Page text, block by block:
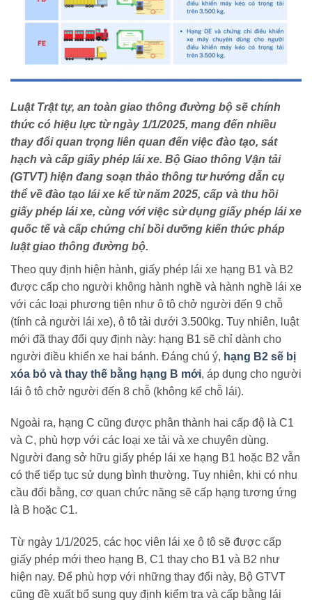
Luật Trật tự, an toàn giao thông đường bộ sẽ chính
thức có hiệu lực từ ngày 1/1/2025, mang đến nhiều
thay đổi quan trọng liên quan đến việc đào tạo, sát
hạch và cấp giấy phép lái xe. Bộ Giao thông Vận tải
(GTVT) hiện đang soạn thảo thông tư hướng dẫn cụ
thể về đào tạo lái xe kể từ năm 2025, cấp và thu hồi
giấy phép lái xe, cùng với việc sử dụng giấy phép lái xe
quốc tế và cấp chứng chỉ bồi dưỡng kiến thức pháp
luật giao thông đường bộ.
Theo quy định hiện hành, giấy phép lái xe hạng B1 và B2
được cấp cho người không hành nghề và hành nghề lái xe
với các loại phương tiện như ô tô chở người đến 9 chỗ
(tính cả người lái xe), ô tô tải dưới 3.500kg. Tuy nhiên, luật
mới đã thay đổi quy định này: hạng B1 sẽ chỉ dành cho
người điều khiển xe hai bánh. Đáng chú ý, hạng B2 sẽ bị
xóa bỏ và thay thế bằng hạng B mới, áp dụng cho người
lái ô tô chở người đến 8 chỗ (không kể chỗ lái).
Ngoài ra, hạng C cũng được phân thành hai cấp độ là C1
và C, phù hợp với các loại xe tải và xe chuyên dùng.
Người đang sở hữu giấy phép lái xe hạng B1 hoặc B2 vẫn
có thể tiếp tục sử dụng bình thường. Tuy nhiên, khi có nhu
cầu đổi bằng, cơ quan chức năng sẽ cấp hạng tương ứng
là B hoặc C1.
Từ ngày 1/1/2025, các học viên lái xe ô tô sẽ được cấp
giấy phép mới theo hạng B, C1 thay cho B1 và B2 như
hiện nay. Để phù hợp với những thay đổi này, Bộ GTVT
cũng đề xuất bổ sung quy định kiểm tra và cấp bằng lái